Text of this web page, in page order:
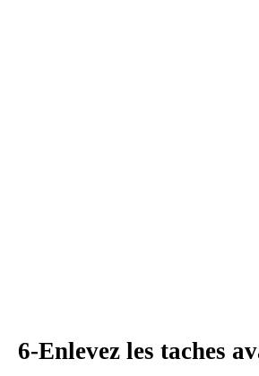
6-Enlevez les taches